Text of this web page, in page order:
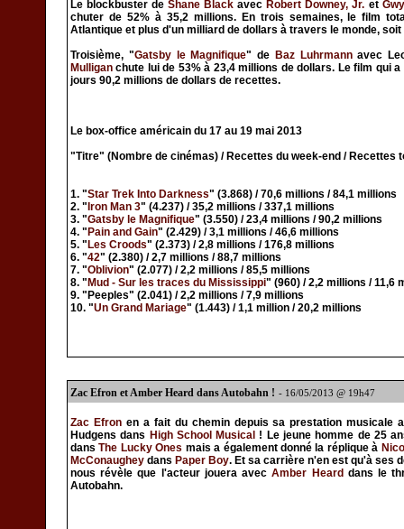
Le blockbuster deShane Black avec Robert Downey, Jr. et
chuter de 52% à 35,2 millions. En trois semaines, le film
Atlantique et plus d'un milliard de dollars à travers le monde,
Troisième, "Gatsby le Magnifique" de Baz Luhrmannavec
Mulligan chute lui de 53% à 23,4 millions de dollars. Le film qui
jours 90,2 millions de dollars de recettes.
Le box-office américain du 17 au 19 mai 2013
"Titre" (Nombre de cinémas) / Recettes du week-end / Recettes
1. "Star Trek Into Darkness" (3.868) / 70,6 millions / 84,1 millions
2. " Iron Man 3" (4.237) / 35,2 millions / 337,1 millions
3. "Gatsby le Magnifique" (3.550) / 23,4 millions / 90,2 millions
4. " Pain and Gain" (2.429) / 3,1 millions / 46,6 millions
5. " Les Croods" (2.373) / 2,8 millions / 176,8 millions
6. "42" (2.380) / 2,7 millions / 88,7 millions
7. "Oblivion" (2.077) / 2,2 millions / 85,5 millions
8. " Mud - Sur les traces du Mississippi" (960) / 2,2 millions / 11,6
9. "Peeples" (2.041) / 2,2 millions / 7,9 millions
10. "Un Grand Mariage" (1.443) / 1,1 million / 20,2 millions
Zac Efron et Amber Heard dans Autobahn ! - 16/05/2013 @ 19h47
Zac Efronen a fait du chemin depuis sa prestation musicale
Hudgens dans High School Musical ! Le jeune homme de 25
dansThe Lucky Ones mais a également donné la réplique à
McConaughey dans Paper Boy. Et sa carrière n'en est qu'à ses
nous révèle que l'acteur jouera avecAmber Heard dans le
Autobahn.